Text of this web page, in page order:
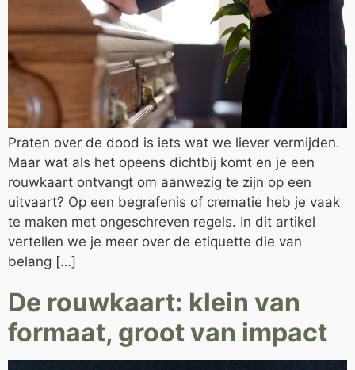
Praten over de dood is iets wat we liever vermijden.
Maar wat als het opeens dichtbij komt en je een
rouwkaart ontvangt om aanwezig te zijn op een
uitvaart? Op een begrafenis of crematie heb je vaak
te maken met ongeschreven regels. In dit artikel
vertellen we je meer over de etiquette die van
belang […]
De rouwkaart: klein van
formaat, groot van impact